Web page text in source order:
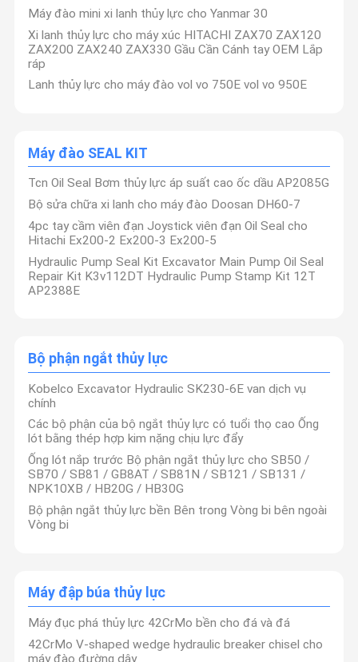
Video
Máy đào mini xi lanh thủy lực cho Yanmar 30
Xi lanh thủy lực cho máy xúc HITACHI ZAX70 ZAX120
ZAX200 ZAX240 ZAX330 Gầu Cần Cánh tay OEM Lắp
ráp
Lanh thủy lực cho máy đào vol vo 750E vol vo 950E
Máy đào SEAL KIT
Tcn Oil Seal Bơm thủy lực áp suất cao ốc dầu AP2085G
Bộ sửa chữa xi lanh cho máy đào Doosan DH60-7
4pc tay cầm viên đạn Joystick viên đạn Oil Seal cho
Hitachi Ex200-2 Ex200-3 Ex200-5
Hydraulic Pump Seal Kit Excavator Main Pump Oil Seal
Repair Kit K3v112DT Hydraulic Pump Stamp Kit 12T
AP2388E
Bộ phận ngắt thủy lực
Kobelco Excavator Hydraulic SK230-6E van dịch vụ
chính
Các bộ phận của bộ ngắt thủy lực có tuổi thọ cao Ống
lót bằng thép hợp kim nặng chịu lực đẩy
Ống lót nắp trước Bộ phận ngắt thủy lực cho SB50 /
SB70 / SB81 / GB8AT / SB81N / SB121 / SB131 /
NPK10XB / HB20G / HB30G
Bộ phận ngắt thủy lực bền Bên trong Vòng bi bên ngoài
Vòng bi
Máy đập búa thủy lực
Máy đục phá thủy lực 42CrMo bền cho đá và đá
42CrMo V-shaped wedge hydraulic breaker chisel cho
máy đào đường dây
lập vào năm 2012. Đây là một doanh nghiệp hiện đại
chuyên sản xuất phụ tùng máy xúc và các thiết bị vận
hành hỗ trợ khác nhau cho máy xúc. Công ty có nhiều
thiết bị sản xuất cao cấp nhập khẩu và thiết bị kiểm tra
riêng Wakestone. Chúng tôi tin tưởng chắc chắn rằng chất
lượng là sự sống còn của doanh nghiệp, nắm bắt nguồn